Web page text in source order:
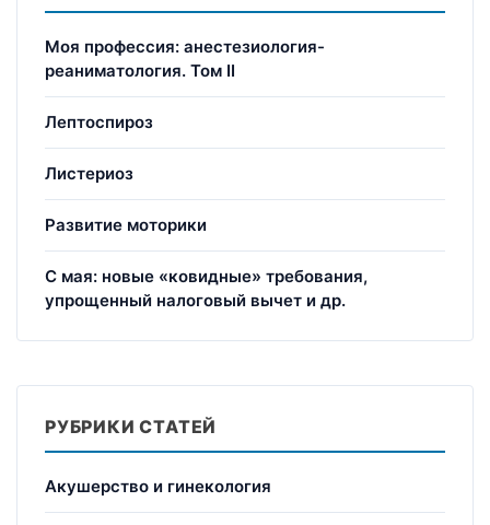
Моя профессия: анестезиология-
реаниматология. Том II
Лептоспироз
Листериоз
Развитие моторики
С мая: новые «ковидные» требования,
упрощенный налоговый вычет и др.
РУБРИКИ СТАТЕЙ
Акушерство и гинекология